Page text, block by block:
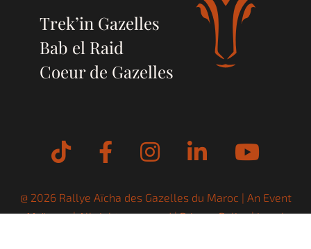
Trek’in Gazelles
Bab el Raid
Coeur de Gazelles
Tiktok FacebookInstagram
LinkedIn
@ 2026 Rallye Aïcha des Gazelles du Maroc | An Event
Maïenga| All rights reserved |Privacy Policy|Legal